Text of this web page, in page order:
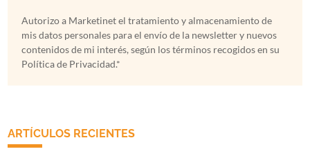
Autorizo a Marketinet el tratamiento y almacenamiento de
mis datos personales para el envío de la newsletter y nuevos
contenidos de mi interés, según los términos recogidos en su
Política de Privacidad.*
ARTÍCULOS RECIENTES